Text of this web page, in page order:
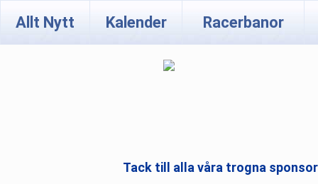
Allt Nytt Kalender Racerbanor
Tack till alla våra trogna